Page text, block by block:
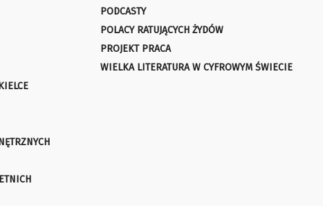
PODCASTY
POLACY RATUJĄCYCH ŻYDÓW
PROJEKT PRACA
WIELKA LITERATURA W CYFROWYM ŚWIECIE